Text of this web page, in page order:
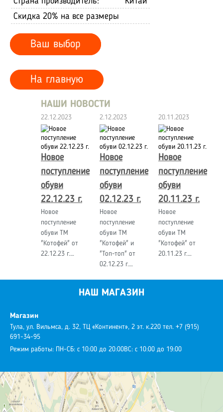
Скидка 20% на все размеры
Ваш выбор
На главную
НАШИ НОВОСТИ
22.12.2023
Новое
поступление
обуви
22.12.23 г.
Новое
поступление
обуви ТМ
"Котофей" от
22.12.23 г.…
2.12.2023
Новое
поступление
обуви
02.12.23 г.
Новое
поступление
обуви ТМ
"Котофей" и
"Топ-топ" от
02.12.23 г.…
20.11.2023
Новое
поступление
обуви
20.11.23 г.
Новое
поступление
обуви ТМ
"Котофей" от
20.11.23 г.…
НАШ МАГАЗИН
Магазин
Тула, ул. Вильмса, д. 32, ТЦ «Континент», 2 эт. к.220 тел. +7 (915)
691-34-95
Режим работы: ПН-СБ: с 10:00 до 20:00ВС: с 10:00 до 19:00